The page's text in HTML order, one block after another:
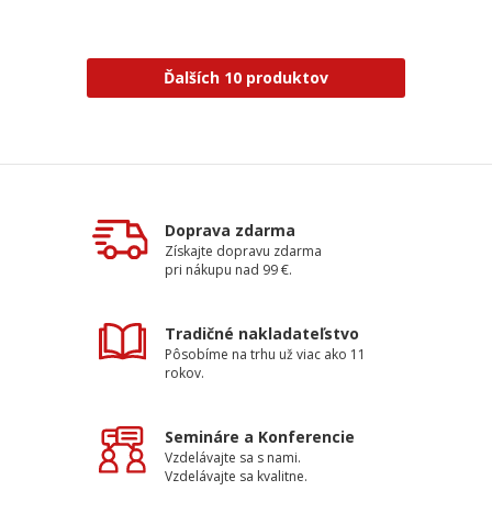
Ďalších 10 produktov
Doprava zdarma
Získajte dopravu zdarma
pri nákupu nad 99 €.
Tradičné nakladateľstvo
Pôsobíme na trhu už viac ako 11
rokov.
Semináre a Konferencie
Vzdelávajte sa s nami.
Vzdelávajte sa kvalitne.